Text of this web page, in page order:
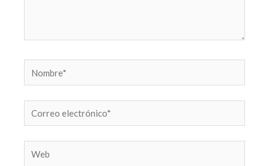
Correo
electrónico*